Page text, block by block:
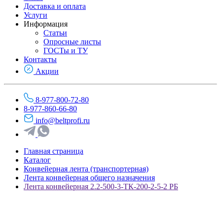
Доставка и оплата
Услуги
Информация
Статьи
Опросные листы
ГОСТы и ТУ
Контакты
Акции
8-977-800-72-80
8-977-860-66-80
info@beltprofi.ru
Главная страница
Каталог
Конвейерная лента (транспортерная)
Лента конвейерная общего назначения
Лента конвейерная 2.2-500-3-ТК-200-2-5-2 РБ